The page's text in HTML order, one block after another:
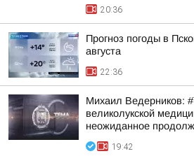
20:36
Прогноз погоды в
августа
22:36
Михаил Ведерников:
великолукской
неожиданное
19:42